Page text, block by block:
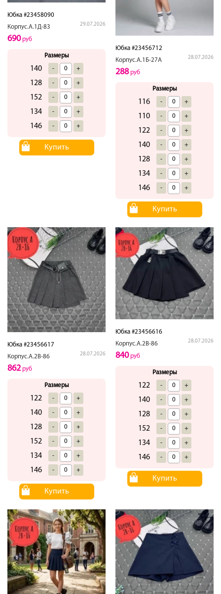
Юбка #23458090
Корпус.А.1Д-83
29.07.2026
690руб
Размеры
140 - +
128 - +
152 - +
134 - +
146 - +
Купить
Юбка #23456712
Корпус.А.1Б-27А
28.07.2026
288руб
Размеры
116 - +
110 - +
122 - +
140 - +
128 - +
134 - +
146 - +
Купить
Юбка #23456617
Корпус.А.2В-86
28.07.2026
862руб
Размеры
122 - +
140 - +
128 - +
152 - +
134 - +
146 - +
Купить
Юбка #23456616
Корпус.А.2В-86
28.07.2026
840руб
Размеры
122 - +
140 - +
128 - +
152 - +
134 - +
146 - +
Купить